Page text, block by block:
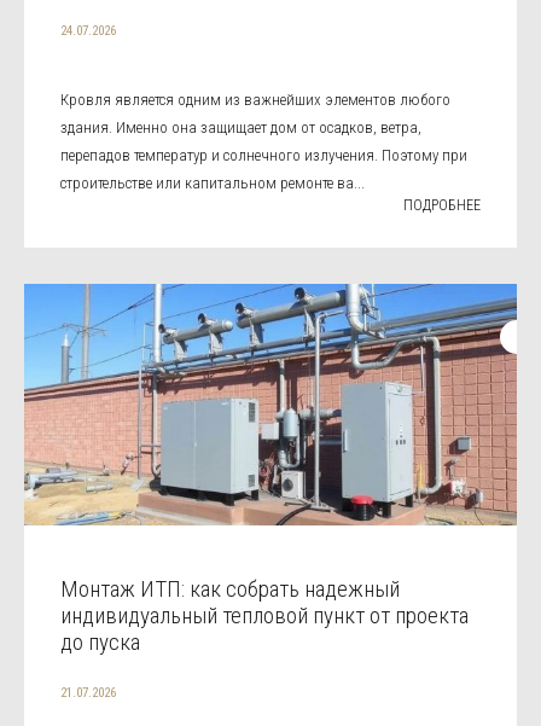
24.07.2026
Кровля является одним из важнейших элементов любого
здания. Именно она защищает дом от осадков, ветра,
перепадов температур и солнечного излучения. Поэтому при
строительстве или капитальном ремонте ва...
ПОДРОБНЕЕ
Монтаж ИТП: как собрать надежный
индивидуальный тепловой пункт от проекта
до пуска
21.07.2026